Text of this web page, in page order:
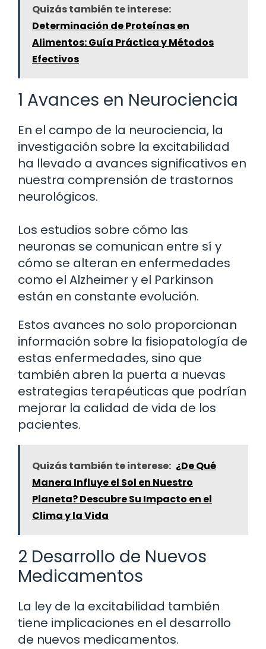
Quizás también te interese:
Determinación de Proteínas en
Alimentos: Guía Práctica y Métodos
Efectivos
1 Avances en Neurociencia
En el campo de la neurociencia, la
investigación sobre la excitabilidad
ha llevado a avances significativos en
nuestra comprensión de trastornos
neurológicos.
Los estudios sobre cómo las
neuronas se comunican entre sí y
cómo se alteran en enfermedades
como el Alzheimer y el Parkinson
están en constante evolución.
Estos avances no solo proporcionan
información sobre la fisiopatología de
estas enfermedades, sino que
también abren la puerta a nuevas
estrategias terapéuticas que podrían
mejorar la calidad de vida de los
pacientes.
Quizás también te interese: ¿De Qué
Manera Influye el Sol en Nuestro
Planeta? Descubre Su Impacto en el
Clima y la Vida
2 Desarrollo de Nuevos
Medicamentos
La ley de la excitabilidad también
tiene implicaciones en el desarrollo
de nuevos medicamentos.